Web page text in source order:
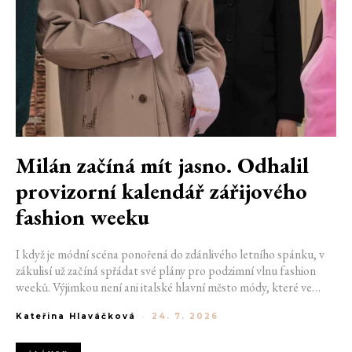
Milán začíná mít jasno. Odhalil
provizorní kalendář zářijového
fashion weeku
I když je módní scéna ponořená do zdánlivého letního spánku, v
zákulisí už začíná spřádat své plány pro podzimní vlnu fashion
weeků. Výjimkou není ani italské hlavní město módy, které ve
22. do 28. září přivítá tradiční jména, pozornost však zaměří
Kateřina Hlaváčková - 24. 7. 2026